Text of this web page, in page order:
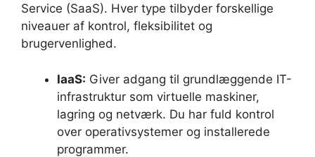
Service (SaaS). Hver type tilbyder forskellige
niveauer af kontrol, fleksibilitet og
brugervenlighed.
IaaS: Giver adgang til grundlæggende IT-
infrastruktur som virtuelle maskiner,
lagring og netværk. Du har fuld kontrol
over operativsystemer og installerede
programmer.